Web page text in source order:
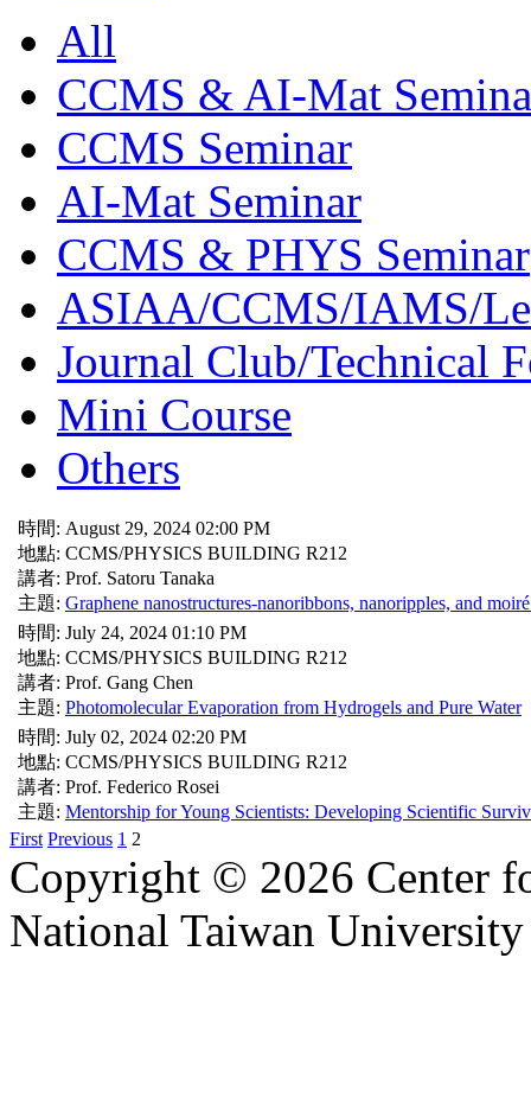
All
CCMS & AI-Mat
CCMS Seminar
AI-Mat Seminar
CCMS & PHYS Seminar
ASIAA/CCMS/IAMS/
Journal Club/Technical
Mini Course
Others
時間: August 29, 2024 02:00 PM
地點: CCMS/PHYSICS BUILDING R212
講者: Prof. Satoru Tanaka
主題: Graphene nanostructures-nanoribbons, nanoripples, and
時間: July 24, 2024 01:10 PM
地點: CCMS/PHYSICS BUILDING R212
講者: Prof. Gang Chen
主題: Photomolecular Evaporation from Hydrogels and Pure Water
時間: July 02, 2024 02:20 PM
地點: CCMS/PHYSICS BUILDING R212
講者: Prof. Federico Rosei
主題: Mentorship for Young Scientists: Developing Scientific
First Previous 1 2
Copyright © 2026 Center
National Taiwan University